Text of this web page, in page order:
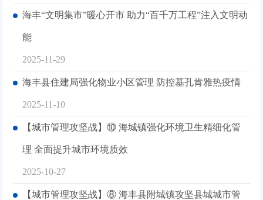
海丰“文明集市”暖心开市 助力“百千万工程”注入文明动
能
2025-11-29
海丰县住建局强化物业小区管理 防控基孔肯雅热疫情
2025-11-10
【城市管理攻坚战】⑩ 海城镇强化环境卫生精细化管
理 全面提升城市环境质效
2025-10-27
【城市管理攻坚战】⑧ 海丰县附城镇攻坚县城城市管